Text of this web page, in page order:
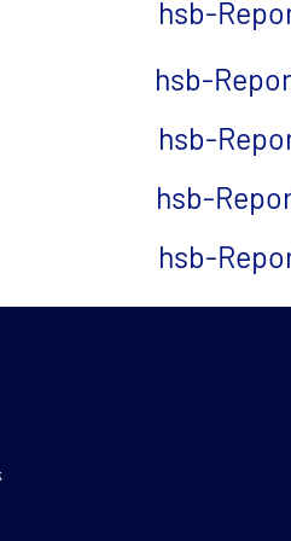
hsb-
hsb-
hsb-
hsb-
hsb-